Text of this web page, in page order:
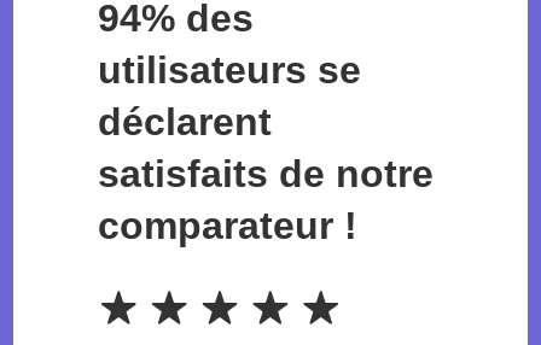
94% des
utilisateurs se
déclarent
satisfaits de notre
comparateur !